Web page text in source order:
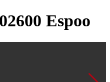
Espoo